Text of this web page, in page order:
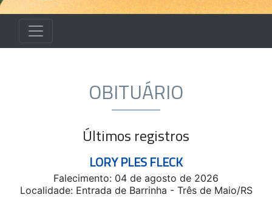
OBITUÁRIO
Últimos registros
LORY PLES FLECK
Falecimento: 04 de agosto de 2026
Localidade: Entrada de Barrinha - Três de Maio/RS